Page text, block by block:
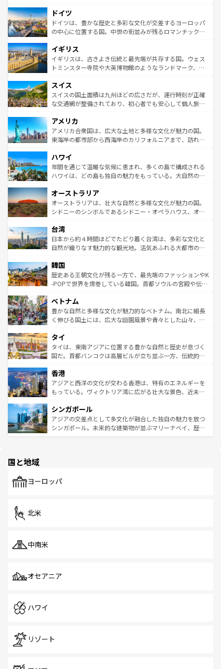
せる。地方によって風土や気候が異なるスペインはその個
性で訪れる人を魅了する。 なお、新着のスペイン情報は コ
ンテンツ一覧を参照してほしい。
で、幅広い魅力が詰まっている。華麗な宮殿、歴史的な大
聖堂、美しいビーチ、そして豊かな自然が、訪れる者を心
から魅了する。また、フランスは美食の国としても知ら
いる。シャンパンの発祥地であるランス、プロヴァンスの
香り高いラベンダー畑など、多彩な楽しみ方が可能だ。さ
らに、パリ以外の地域にも魅力が溢れており、どの街角に
れる地方に足を運ぶとそれぞれで全く異なる文化を体験で
きるだろう。 なお、新着のフランス情報はコンテンツ一覧
を参照してほしい。
ドイツ
ドイツは、豊かな歴史と多彩な文化が交差するヨーロッパ
の中心に位置する国。中世の街並みが残るロマンチック街
顔を持つこの国は、どこを歩いても飽きることがない。ベ
ルリンの文化的活気、バイエルン州のアルプスの絶景、そ
してライン川沿いのワイン畑といった風景は必見。ビール
は、お酒好きな人にはぜひ体験してほしい。 なお、新着の
ドイツ情報はコンテンツ一覧を参照してほしい。
イギリス
イギリスは、古きよき伝統と最先端が共存する国。ウェス
トミンスター寺院や大英博物館のようなランドマーク、歴
リアごとに異なる魅力がある。また、優雅なアフタヌーン
ティー、ビール好きにはたまらない英国パブ、サッカー観
戦など、本場だからこそできる体験も豊富。イギリスを旅
ンツ一覧を参照してほしい。
スイス
スイスの国土面積は九州ほどの広さだが、運行時刻が正確
な交通網が整備されており、初心者でも安心して個人旅行
の建物がそのまま残る町や、スイスならではのユニークな
博物館もあり、アルプス観光だけでなく町歩きも満喫する
ことができる。国民の所得が高いため物価も高いが、旅行
ば市内交通費無料で観光を楽しむこともできる。 なお、新
着のスイス情報はコンテンツ一覧 を参照してほしい。
アメリカ
アメリカ合衆国は、広大な土地と多様な文化が魅力の国。
東海岸の都市部から西海岸のカリフォルニアまで、訪れる
のような巨大都市は、観光、ショッピング、エンターテイ
ンメントが詰まった刺激的なスポットだ。一方、アメリカ
西部には大自然が広がり、グランドキャニオンやイエロー
部のニューオーリンズでは、音楽と美食が融合した独特の
文化が魅力。旅行者はアメリカの各地域で異なる魅力を楽
しみながら、その多様性と豊かな歴史を感じることができ
ならではの贅沢な旅のスタイルだ。 なお、新着のアメリカ
情報はコンテンツ一覧を参照してほしい。
ハワイ
年間を通じて温暖な気候に恵まれ、多くの島で構成される
ハワイは、どの島も独自の魅力をもっている。大自然の神
ワイ島は見逃せない。また、定番の観光地といえばオアフ
島だが、静かな自然を求めるならマウイ島やカウアイ島が
おすすめ。エメラルドグリーンに輝く海をはじめ、豊かな
れるおもてなしの心で訪れる人々を迎えてくれるハワイの
人々、おいしいローカルフードやハワイアンミュージッ
ク、伝統的なフラダンスなど、すべてがハワイの魅力を彩
ワイを、存分に味わってほしい。 なお、新着のハワイ情報
はコンテンツ一覧を参照してほしい。
オーストラリア
オーストラリアは、壮大な自然と多様な文化が魅力の国。
シドニーのシンボルであるシドニー・オペラハウス、オー
リアリーフや大陸中央部にそびえるウルル（エアーズロッ
ク）、タスマニアの美しい原生林やケアンズの熱帯雨林な
ど、見どころがたくさん。また、カフェやワイン、オージ
いる。アクティビティも充実しており、サーフィンやダイ
ビング、ハイキングなど、アウトドア好きにはたまらな
い。オーストラリアの多彩な魅力を存分に味わいつくそ
参照してほしい。
台湾
日本から約４時間ほどでたどり着く台湾は、多彩な文化と
自然が織りなす魅力的な観光地。活気あふれる大都市の台
ン）、静ひつな山岳地帯である台湾東部など、都市の喧騒
と山間の静けさが共存しており、訪れる人に新しい発見と
驚きをもたらしてくれる。また、奥深い台湾の食文化も魅
容にもいいと評判のスイーツなど、バラエティ豊かな料理
が味わえる。 なお、新着の台湾情報は コンテンツ一覧を参
照してほしい。
韓国
歴史ある王朝文化が残る一方で、最先端のファッションやK
-POPで世界を席巻している韓国。首都ソウルの宮殿や伝統
き、地方に足を延ばせば四季折々の自然美を楽しむことが
できる。そして、キムチや焼肉、絶品のストリートフード
まで、さまざまな韓国料理が待っている。夜には、韓国な
リティに包まれながら、韓国の多彩な魅力を心ゆくまで味
わってみてほしい。 なお、新着の韓国情報はコンテンツ一
覧を参照してほしい。
ベトナム
豊かな自然と多様な文化が魅力的なベトナム。南北に細長
く伸びる国土には、広大な田園風景や青々とした山々、世
急速な発展と共に伝統が息づく。ハノイの古い町並みやホ
ーチミン市のフランス統治時代の建物も、独特の雰囲気を
醸し出している。また、バラエティの豊かさとおいしさで
とつ。フォーやバインミー、ベトナムコーヒーなどは、ぜ
ひ現地で味わいたい。どの地域を訪れてもあたたかい人々
が旅行者を迎えてくれるので、きっと忘れられない旅にな
参照してほしい。
タイ
タイは、東南アジアに位置する豊かな自然と歴史が息づく
国だ。首都バンコクは高層ビルが立ち並ぶ一方、伝統的な
の活気が交差している。北部ではチェンマイなどの山岳地
帯で自然と触れ合い、南部ではプーケットやクラビの美し
いビーチでリゾート気分を楽しむことができる。タイ料理
激する。気候は一年中温暖で、どの季節にも異なる楽しみ
が待っている。親しみやすいタイの人々、仏教を中心とし
た文化、そして多様な観光資源が、訪れる旅人を魅了し続
香港
アジアと西洋の文化が交わる香港は、特有のエネルギーを
もっている。ヴィクトリア湾に広がる壮大な景色、近未来
み、どこを訪れても感動するはず。観光スポットが密集し
ており、効率よく見どころを回れるのも魅力。息をのむよ
うな絶景から文化的な体験まで、香港を存分に楽しみ尽く
シンガポール
アジアの交差点として多文化が融合した独自の魅力を放つ
シンガポール。未来的な建築物が並ぶマリーナベイ、歴史
で、ホーカーズは地元の風情を楽しめる外せないスポット
国と地域
ヨーロッパ
北米
中南米
オセアニア
ハワイ
リゾート